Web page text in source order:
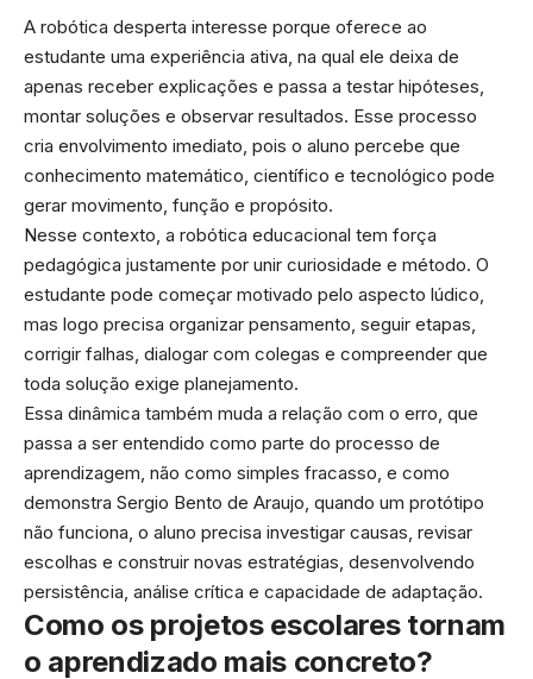
A robótica desperta interesse porque oferece ao
estudante uma experiência ativa, na qual ele deixa de
apenas receber explicações e passa a testar hipóteses,
montar soluções e observar resultados. Esse processo
cria envolvimento imediato, pois o aluno percebe que
conhecimento matemático, científico e tecnológico pode
gerar movimento, função e propósito.
Nesse contexto, a robótica educacional tem força
pedagógica justamente por unir curiosidade e método. O
estudante pode começar motivado pelo aspecto lúdico,
mas logo precisa organizar pensamento, seguir etapas,
corrigir falhas, dialogar com colegas e compreender que
toda solução exige planejamento.
Essa dinâmica também muda a relação com o erro, que
passa a ser entendido como parte do processo de
aprendizagem, não como simples fracasso, e como
demonstra Sergio Bento de Araujo, quando um protótipo
não funciona, o aluno precisa investigar causas, revisar
escolhas e construir novas estratégias, desenvolvendo
persistência, análise crítica e capacidade de adaptação.
Como os projetos escolares tornam
o aprendizado mais concreto?